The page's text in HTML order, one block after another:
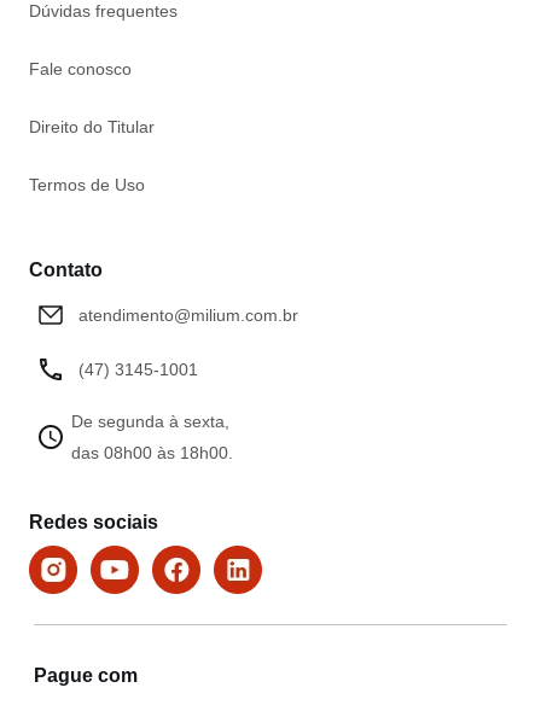
Dúvidas frequentes
Fale conosco
Direito do Titular
Termos de Uso
Contato
atendimento@milium.com.br
(47) 3145-1001
De segunda à sexta,
das 08h00 às 18h00.
Redes sociais
Pague com